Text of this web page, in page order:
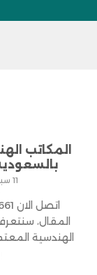
المكاتب
بالسعودية
11 سبتمبر، 2022
المقال،
الهندسية